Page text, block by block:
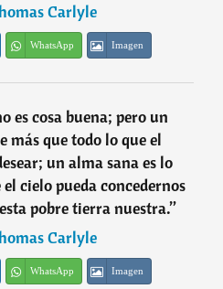
Carlyle
WhatsApp Imagen
es cosa buena; pero un
más que todo lo que el
un alma sana es lo
cielo pueda concedernos
pobre tierra nuestra.”
Carlyle
WhatsApp Imagen